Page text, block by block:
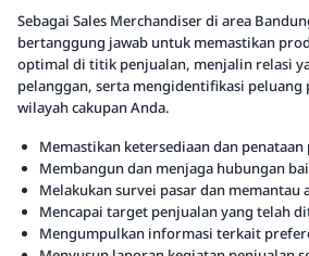
Sebagai Sales Merchandiser di area
bertanggung jawab untuk memastikan
optimal di titik penjualan, menjalin relasi
pelanggan, serta mengidentifikasi peluang
wilayah cakupan Anda.
Memastikan ketersediaan dan
Membangun dan menjaga hubungan
Melakukan survei pasar dan
Mencapai target penjualan yang telah
Mengumpulkan informasi terkait